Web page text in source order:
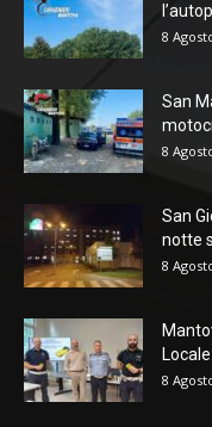
8
San
8
San
notte
8
8